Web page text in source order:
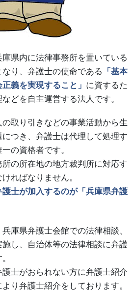
県内に法律事務所を置いている
り、弁護士の使命である
「基本
義を実現すること」 に資するた
どを自主運営する法人です。
取り引きなどの事業活動から生
つき、弁護士は代理して処理す
の資格者です。
の所在地の地方裁判所に対応す
ればなりません。
士が加入するのが「兵庫県弁護
庫県弁護士会館での法律相談、
し、自治体等の法律相談に弁護
士がおられない方に弁護士紹介
り弁護士紹介をしております。